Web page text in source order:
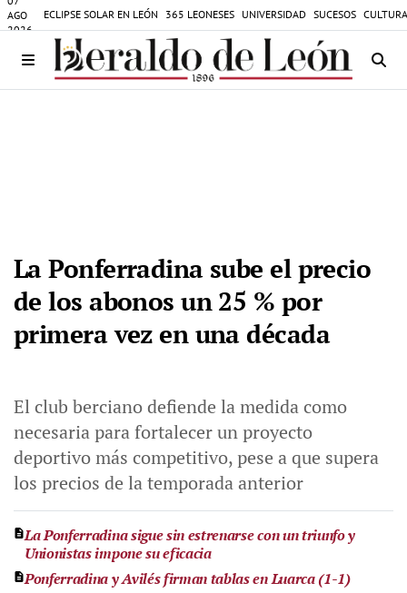
AGO
2026
ECLIPSE SOLAR EN LEÓN 365 LEONESES UNIVERSIDAD SUCESOS
La Ponferradina sube el precio
de los abonos un 25 % por
primera vez en una década
El club berciano defiende la medida como
necesaria para fortalecer un proyecto
deportivo más competitivo, pese a que supera
los precios de la temporada anterior
La Ponferradina sigue sin estrenarse con un triunfo y
Unionistas impone su eficacia
Ponferradina y Avilés firman tablas en Luarca (1-1)